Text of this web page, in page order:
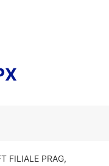
FILIALE PRAG,